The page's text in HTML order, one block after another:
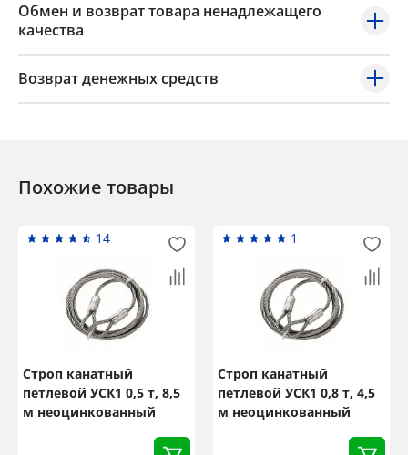
Обмен и возврат товара ненадлежащего
качества
Возврат денежных средств
Похожие товары
14
Строп канатный
петлевой УСК1 0,5 т, 8,5
м неоцинкованный
1
Строп канатный
петлевой УСК1 0,8 т, 4,5
м неоцинкованный